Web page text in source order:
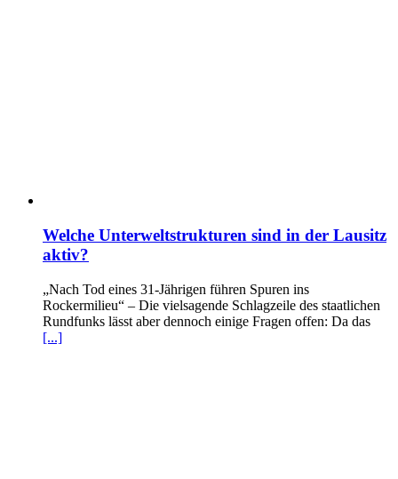
Welche Unterweltstrukturen sind in der Lausitz
aktiv?
„Nach Tod eines 31-Jährigen führen Spuren ins
Rockermilieu“ – Die vielsagende Schlagzeile des staatlichen
Rundfunks lässt aber dennoch einige Fragen offen: Da das
[...]